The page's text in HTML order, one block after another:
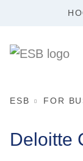
ESB FOR
Deloitte